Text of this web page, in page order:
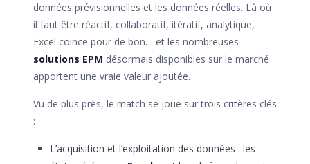
données prévisionnelles et les données réelles. Là où
il faut être réactif, collaboratif, itératif, analytique,
Excel coince pour de bon… et les nombreuses
solutions EPM désormais disponibles sur le marché
apportent une vraie valeur ajoutée.
Vu de plus près, le match se joue sur trois critères clés
:
L’acquisition et l’exploitation des données : les